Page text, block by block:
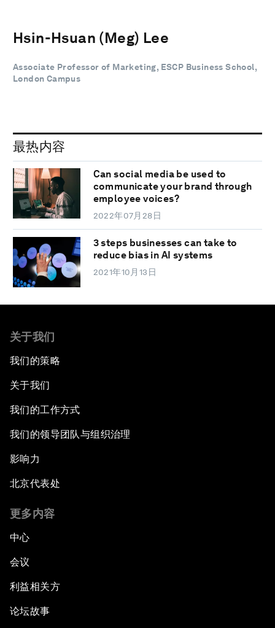
Hsin-Hsuan (Meg) Lee
Associate Professor of Marketing, ESCP Business School,
London Campus
最热内容
Can social media be used to
communicate your brand through
employee voices?
2022年07月28日
3 steps businesses can take to
reduce bias in AI systems
2021年10月13日
关于我们
我们的策略
关于我们
我们的工作方式
我们的领导团队与组织治理
影响力
北京代表处
更多内容
中心
会议
利益相关方
论坛故事